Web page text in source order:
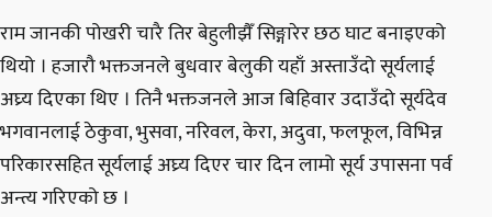
राम जानकी पोखरी चारै तिर बेहुलीझैँ सिङ्गारेर छठ घाट बनाइएको
थियो । हजारौ भक्तजनले बुधवार बेलुकी यहाँ अस्ताउँदो सूर्यलाई
अघ्र्य दिएका थिए । तिनै भक्तजनले आज बिहिवार उदाउँदो सूर्यदेव
भगवानलाई ठेकुवा, भुसवा, नरिवल, केरा, अदुवा, फलफूल, विभिन्न
परिकारसहित सूर्यलाई अघ्र्य दिएर चार दिन लामो सूर्य उपासना पर्व
अन्त्य गरिएको छ ।